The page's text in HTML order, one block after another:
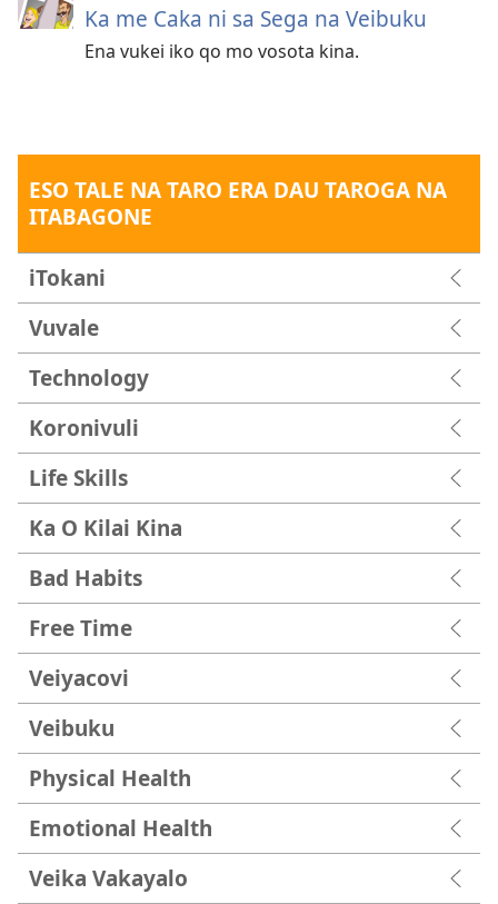
Ka me Caka ni sa Sega na Veibuku
Ena vukei iko qo mo vosota kina.
ESO TALE NA TARO ERA DAU TAROGA NA
ITABAGONE
iTokani
Vuvale
Technology
Koronivuli
Life Skills
Ka O Kilai Kina
Bad Habits
Free Time
Veiyacovi
Veibuku
Physical Health
Emotional Health
Veika Vakayalo